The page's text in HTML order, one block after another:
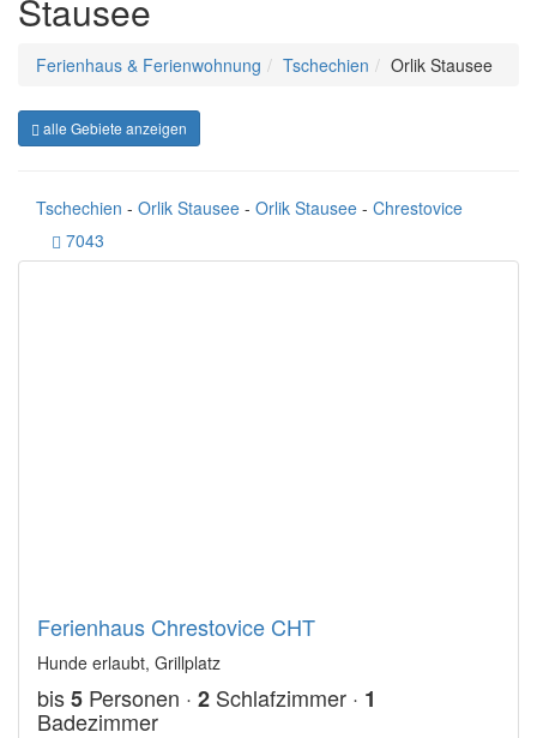
Stausee
Ferienhaus & Ferienwohnung Tschechien Orlik Stausee
alle Gebiete anzeigen
Tschechien - Orlik Stausee - Orlik Stausee - Chrestovice
7043
Ferienhaus Chrestovice CHT
Hunde erlaubt, Grillplatz
bis5 Personen · 2 Schlafzimmer · 1
Badezimmer